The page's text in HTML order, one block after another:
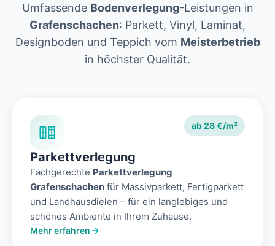
Umfassende Bodenverlegung-Leistungen in
Grafenschachen: Parkett, Vinyl, Laminat,
Designboden und Teppich vom Meisterbetrieb
in höchster Qualität.
ab 28 €/m²
Parkettverlegung
Fachgerechte Parkettverlegung
Grafenschachen für Massivparkett, Fertigparkett
und Landhausdielen – für ein langlebiges und
schönes Ambiente in Ihrem Zuhause.
Mehr erfahren